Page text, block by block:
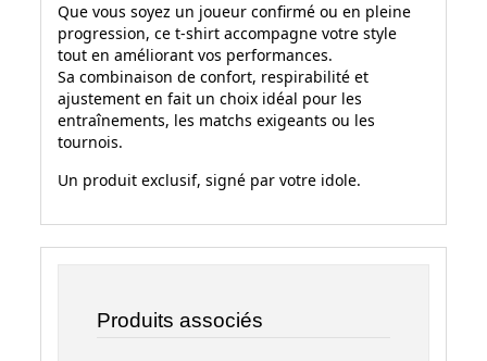
Que vous soyez un joueur confirmé ou en pleine
progression, ce t-shirt accompagne votre style
tout en améliorant vos performances.
Sa combinaison de confort, respirabilité et
ajustement en fait un choix idéal pour les
entraînements, les matchs exigeants ou les
tournois.
Un produit exclusif, signé par votre idole.
Produits associés